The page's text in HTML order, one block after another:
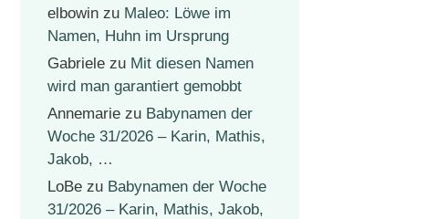
elbowin zu Maleo: Löwe im
Namen, Huhn im Ursprung
Gabriele zu Mit diesen Namen
wird man garantiert gemobbt
Annemarie zu Babynamen der
Woche 31/2026 – Karin, Mathis,
Jakob, …
LoBe zu Babynamen der Woche
31/2026 – Karin, Mathis, Jakob,